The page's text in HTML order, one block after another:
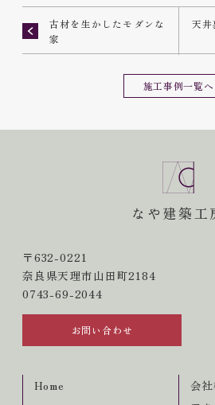
古材を生かしたモダンな
家
天
施工事例一覧へ
なや建築工
〒632-0221
奈良県天理市山田町2184
0743-69-2044
お問い合わせ
Home
会